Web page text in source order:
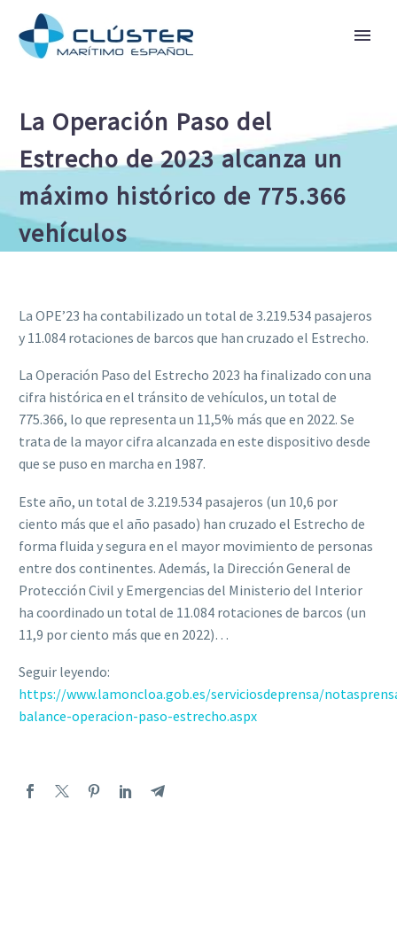
La Operación Paso del
Estrecho de 2023 alcanza un
máximo histórico de 775.366
vehículos
La OPE’23 ha contabilizado un total de 3.219.534 pasajeros
y 11.084 rotaciones de barcos que han cruzado el Estrecho.
La Operación Paso del Estrecho 2023 ha finalizado con una
cifra histórica en el tránsito de vehículos, un total de
775.366, lo que representa un 11,5% más que en 2022. Se
trata de la mayor cifra alcanzada en este dispositivo desde
que se puso en marcha en 1987.
Este año, un total de 3.219.534 pasajeros (un 10,6 por
ciento más que el año pasado) han cruzado el Estrecho de
forma fluida y segura en el mayor movimiento de personas
entre dos continentes. Además, la Dirección General de
Protección Civil y Emergencias del Ministerio del Interior
ha coordinado un total de 11.084 rotaciones de barcos (un
11,9 por ciento más que en 2022)…
Seguir leyendo:
https://www.lamoncloa.gob.es/serviciosdeprensa/
balance-operacion-paso-estrecho.aspx